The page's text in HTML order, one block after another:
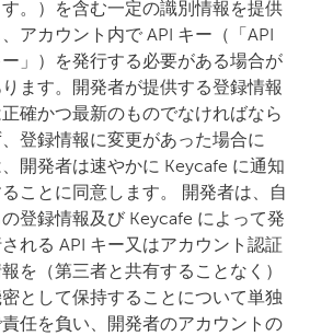
す。）を含む一定の識別情報を提供
、アカウント内で API キー（「API
ー」）を発行する必要がある場合が
ります。開発者が提供する登録情報
正確かつ最新のものでなければなら
登録情報に変更があった場合に
、開発者は速やかに Keycafe に通知
ことに同意します。 開発者は、自
の登録情報及び Keycafe によって発
れる API キー又はアカウント認証
を（第三者と共有することなく）
として保持することについて単独
責任を負い、開発者のアカウントの